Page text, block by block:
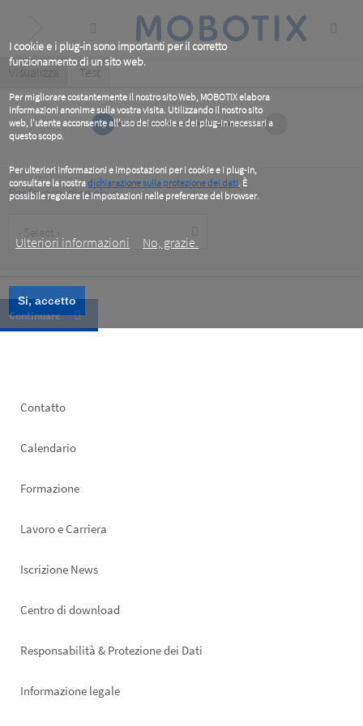
I cookie e i plug-in sono importanti per il corretto
funzionamento di un sito web.
Per migliorare costantemente il nostro sito Web, MOBOTIX elabora
informazioni anonime sulla vostra visita. Utilizzando il nostro sito
web, l'utente acconsente all'uso dei cookie e dei plug-in necessari a
questo scopo.
Per ulteriori informazioni e impostazioni per i cookie e i plug-in,
consultare la nostradichiarazione sulla protezione dei dati. È
possibile regolare le impostazioni nelle preferenze del browser.
Ulteriori informazioni
No, grazie.
Si, accetto
content
Primary
tabs
Visualizza (active
Test
1
Per favore, dice chi è
Type
Footer
Contatto
Calendario
Formazione
Lavoro e Carriera
Iscrizione News
Footer
Centro di download
Responsabilità & Protezione dei Dati
Informazione legale